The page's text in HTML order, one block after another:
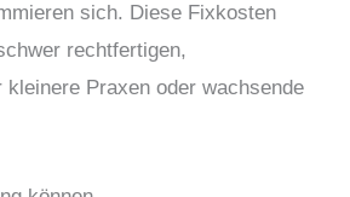
sich. Diese Fixkosten
rechtfertigen,
kleinere Praxen oder wachsende